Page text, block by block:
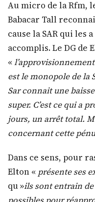
Au micro de la Rfm,
Babacar Tall
cause la SAR qui les
accomplis. Le DG de
«
est le monopole de la
Sar connait une
super. C’est ce qui a
jours, un arrêt total.
concernant cette
Dans ce sens, pour
Elton « présente ses
qu »ils sont entrain